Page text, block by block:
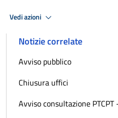
Vedi azioni
Notizie correlate
Avviso pubblico
Chiusura uffici
Avviso consultazione